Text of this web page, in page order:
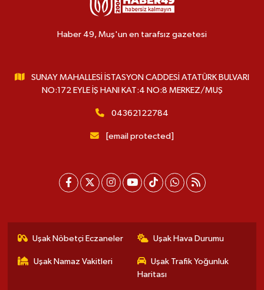
Haber 49, Muş'un en tarafsız gazetesi
SUNAY MAHALLESİ İSTASYON CADDESİ ATATÜRK BULVARI
NO:172 EYLE İŞ HANI KAT:4 NO:8 MERKEZ/MUŞ
04362122784
[email protected]
Uşak Nöbetçi Eczaneler Uşak Hava Durumu
Uşak Namaz Vakitleri
Uşak Trafik Yoğunluk
Haritası